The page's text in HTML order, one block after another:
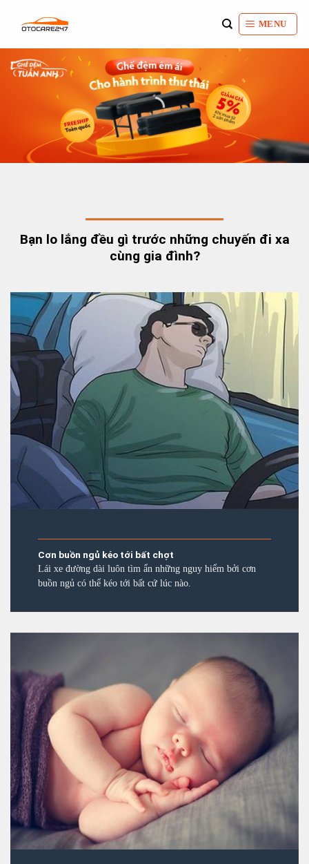
dung
MENU
Bạn lo lắng đều gì trước những chuyến đi xa
cùng gia đình?
Cơn buồn ngủ kéo tới bất chợt
Lái xe đường dài luôn tìm ẩn những nguy hiểm bởi cơn
buồn ngủ có thể kéo tới bất cứ lúc nào.